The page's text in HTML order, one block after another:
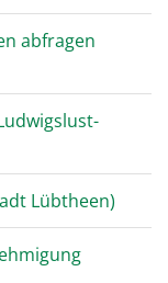
abfragen
Lübtheen)